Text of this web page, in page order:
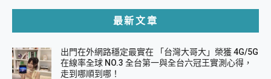
最新文章
出門在外網路穩定最實在 「台灣大哥大」榮獲 4G/5G
在線率全球 NO.3 全台第一與全台六冠王實測心得，
走到哪順到哪！